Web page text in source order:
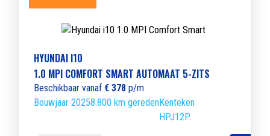
HYUNDAI I10
1.0 MPI COMFORT SMART AUTOMAAT 5-ZITS
Beschikbaar vanaf € 378 p/m
Bouwjaar 20258.800 km geredenKenteken
HPJ12P